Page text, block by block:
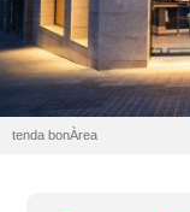
tenda bonÀrea